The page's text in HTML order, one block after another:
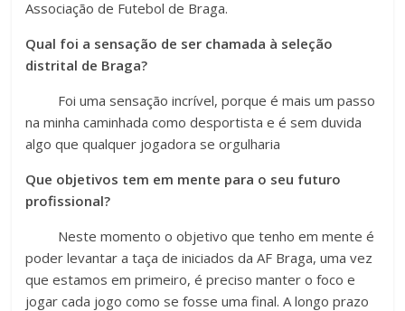
Associação de Futebol de Braga.
Qual foi a sensação de ser chamada à seleção
distrital de Braga?
Foi uma sensação incrível, porque é mais um passo
na minha caminhada como desportista e é sem duvida
algo que qualquer jogadora se orgulharia
Que objetivos tem em mente para o seu futuro
profissional?
Neste momento o objetivo que tenho em mente é
poder levantar a taça de iniciados da AF Braga, uma vez
que estamos em primeiro, é preciso manter o foco e
jogar cada jogo como se fosse uma final. A longo prazo